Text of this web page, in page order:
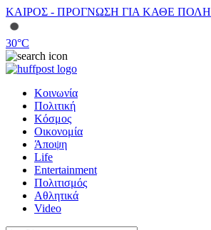
ΚΑΙΡΟΣ - ΠΡΟΓΝΩΣΗ ΓΙΑ ΚΑΘΕ ΠΟΛΗ
30°C
Κοινωνία
Πολιτική
Κόσμος
Οικονομία
Άποψη
Life
Entertainment
Πολιτισμός
Αθλητικά
Video